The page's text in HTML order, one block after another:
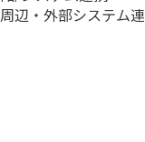
周辺・外部システム